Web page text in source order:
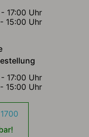
17:00 Uhr
15:00 Uhr
17:00 Uhr
15:00 Uhr